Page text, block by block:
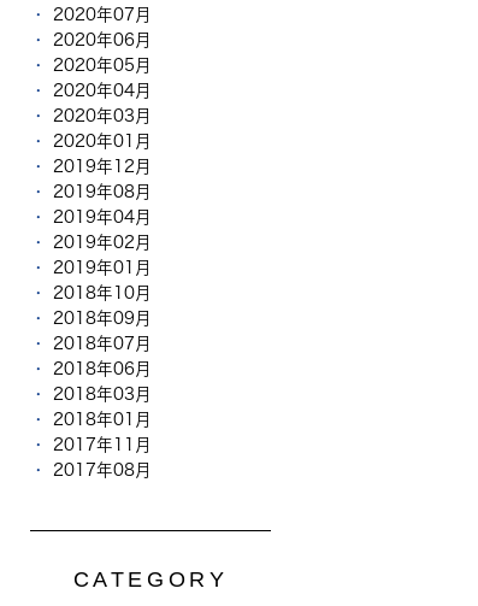
2020年07月
2020年06月
2020年05月
2020年04月
2020年03月
2020年01月
2019年12月
2019年08月
2019年04月
2019年02月
2019年01月
2018年10月
2018年09月
2018年07月
2018年06月
2018年03月
2018年01月
2017年11月
2017年08月
CATEGORY